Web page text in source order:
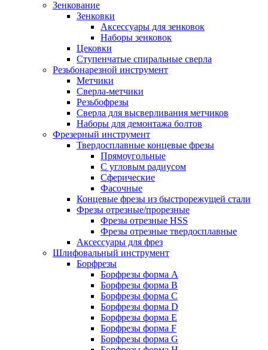
Зенкование
Зенковки
Аксессуары для зенковок
Наборы зенковок
Цековки
Ступенчатые спиральные сверла
Резьбонарезной инструмент
Метчики
Сверла-метчики
Резьбофрезы
Сверла для высверливания метчиков
Наборы для демонтажа болтов
Фрезерный инструмент
Твердосплавные концевые фрезы
Прямоугольные
С угловым радиусом
Сферические
Фасочные
Концевые фрезы из быстрорежущей стали
Фрезы отрезные/прорезные
Фрезы отрезные HSS
Фрезы отрезные твердосплавные
Аксессуары для фрез
Шлифовальный инструмент
Борфрезы
Борфрезы форма A
Борфрезы форма B
Борфрезы форма C
Борфрезы форма D
Борфрезы форма E
Борфрезы форма F
Борфрезы форма G